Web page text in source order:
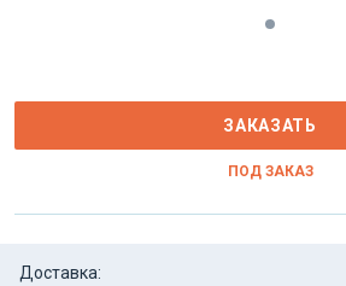
ЗАКАЗАТЬ
ПОД ЗАКАЗ
Доставка: